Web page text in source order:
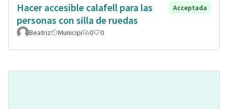
Hacer accesible calafell para las
personas con silla de ruedas
Acceptada
Beatriz Municipi 0 0